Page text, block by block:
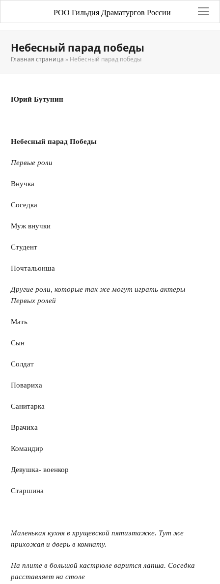
РОО Гильдия Драматургов России
Небесный парад победы
Главная страница » Небесный парад победы
Юрий Бутунин
Небесный парад Победы
Первые роли
Внучка
Соседка
Муж внучки
Студент
Почтальонша
Другие роли, которые так же могут играть актеры
Первых ролей
Мать
Сын
Солдат
Повариха
Санитарка
Врачиха
Командир
Девушка- военкор
Старшина
Маленькая кухня в хрущевской пятиэтажке. Тут же
прихожая и дверь в комнату.
На плите в большой кастрюле варится лапша. Соседка
расставляет на столе